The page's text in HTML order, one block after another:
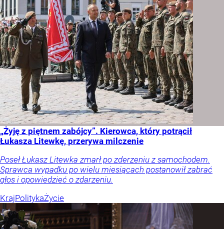
„Żyję z piętnem zabójcy”. Kierowca, który potrącił
Łukasza Litewkę, przerywa milczenie
Poseł Łukasz Litewka zmarł po zderzeniu z samochodem.
Sprawca wypadku po wielu miesiącach postanowił zabrać
głos i opowiedzieć o zdarzeniu.
KrajPolitykaŻycie